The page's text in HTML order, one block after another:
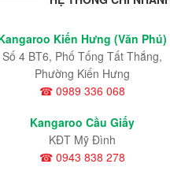
Kiến Hưng (Văn Phú)
Số 4 BT6, Phố Tống Tất Thắng,
Phường Kiến Hưng
☎ 0989 336 068
Kangaroo Cầu Giấy
KĐT Mỹ Đình
☎ 0943 838 278